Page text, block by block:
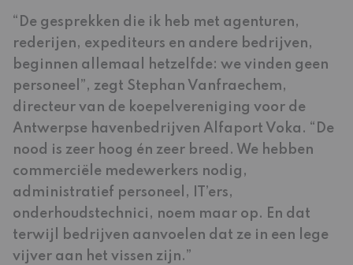
“De gesprekken die ik heb met agenturen,
rederijen, expediteurs en andere bedrijven,
beginnen allemaal hetzelfde: we vinden geen
personeel”, zegt Stephan Vanfraechem,
directeur van de koepelvereniging voor de
Antwerpse havenbedrijven Alfaport Voka. “De
nood is zeer hoog én zeer breed. We hebben
commerciële medewerkers nodig,
administratief personeel, IT’ers,
onderhoudstechnici, noem maar op. En dat
terwijl bedrijven aanvoelen dat ze in een lege
vijver aan het vissen zijn.”